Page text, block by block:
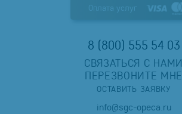
Оплата услуг
8 (800) 555 54 03
СВЯЗАТЬСЯ С НАМИ
ПЕРЕЗВОНИТЕ МНЕ
ОСТАВИТЬ ЗАЯВКУ
info@sgc-opeca.ru